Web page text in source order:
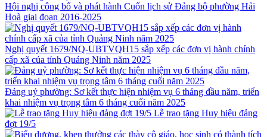
Hội nghị công bố và phát hành Cuốn lịch sử Đảng bộ phường Hải
Hoà giai đoạn 2016-2025
Nghị quyết 1679/NQ-UBTVQH15 sắp xếp các đơn vị hành chính
cấp xã của tỉnh Quảng Ninh năm 2025
Đảng uỷ phường: Sơ kết thực hiện nhiệm vụ 6 tháng đầu năm, triển
khai nhiệm vụ trọng tâm 6 tháng cuối năm 2025
Lễ trao tặng Huy hiệu đảng
đợt 19/5